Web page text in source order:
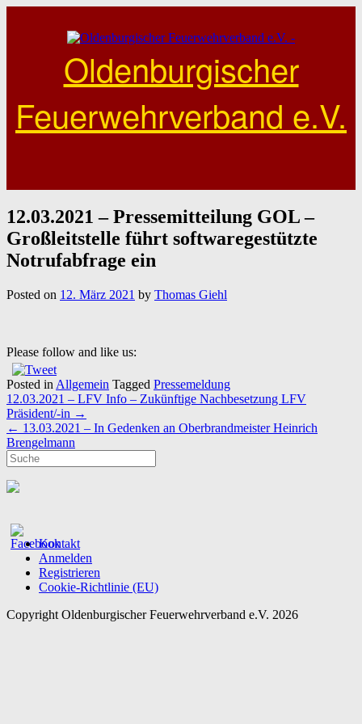
Oldenburgischer
Feuerwehrverband e.V.
12.03.2021 – Pressemitteilung GOL –
Großleitstelle führt softwaregestützte
Notrufabfrage ein
Posted on 12. März 2021 by Thomas Giehl
Please follow and like us:
Posted in Allgemein Tagged Pressemeldung
Post
navigation
12.03.2021 – LFV Info – Zukünftige Nachbesetzung LFV
Präsident/-in →
← 13.03.2021 – In Gedenken an Oberbrandmeister Heinrich
Brengelmann
Kontakt
Anmelden
Registrieren
Cookie-Richtlinie (EU)
Copyright Oldenburgischer Feuerwehrverband e.V. 2026